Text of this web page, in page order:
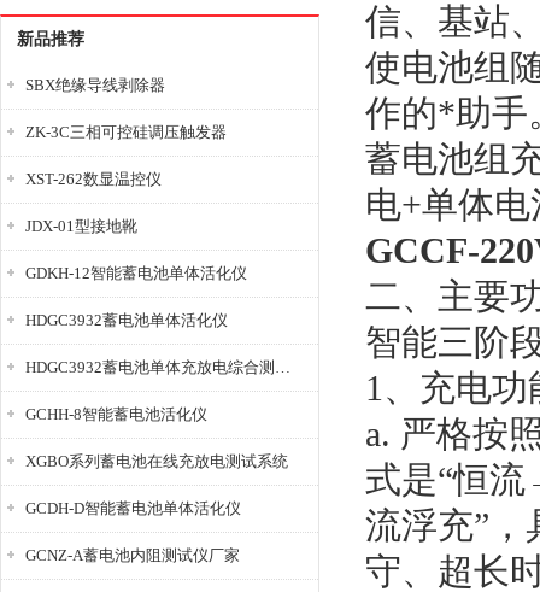
新品推荐
SBX绝缘导线剥除器
ZK-3C三相可控硅调压触发器
XST-262数显温控仪
JDX-01型接地靴
GDKH-12智能蓄电池单体活化仪
HDGC3932蓄电池单体活化仪
HDGC3932蓄电池单体充放电综合测试仪
GCHH-8智能蓄电池活化仪
XGBO系列蓄电池在线充放电测试系统
GCDH-D智能蓄电池单体活化仪
GCNZ-A蓄电池内阻测试仪厂家
信、基站
使电池组
作的*助手
蓄电池组
电+单体
GCCF-
二、主要
智能三阶
1、充电功
a. 严格按
式是“恒
流浮充”
守、超长